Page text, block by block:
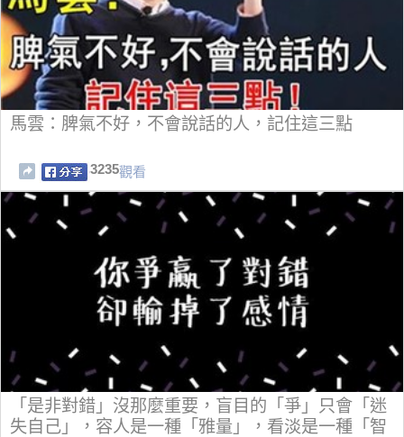
馬雲：脾氣不好，不會說話的人，記住這三點
3235觀看
「是非對錯」沒那麼重要，盲目的「爭」只會「迷
失自己」，容人是一種「雅量」，看淡是一種「智